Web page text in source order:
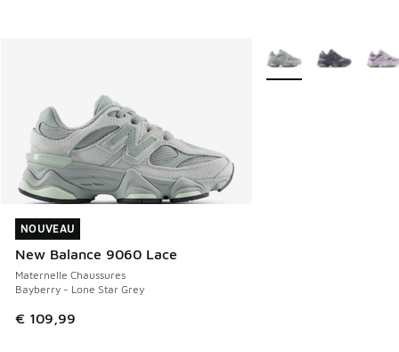
NOUVEAU
New Balance 9060 Lace
Maternelle Chaussures
Bayberry - Lone Star Grey
€ 109,99
NOUVEAU
Plus de couleurs